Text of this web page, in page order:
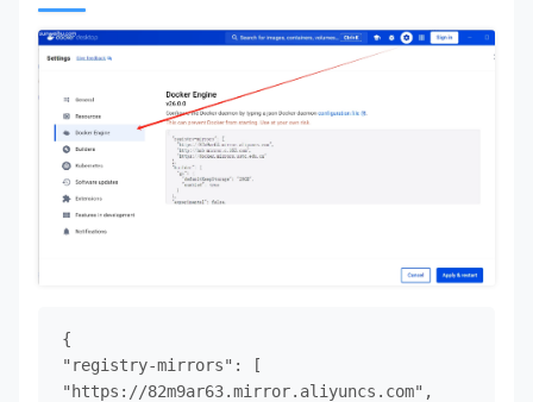
{
"registry-mirrors": [
"https://82m9ar63.mirror.aliyuncs.com",